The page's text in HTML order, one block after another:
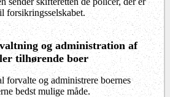
forsikringsselskabet.
og administration af
tilhørende boer
forvalte og administrere boernes
bedst mulige måde.